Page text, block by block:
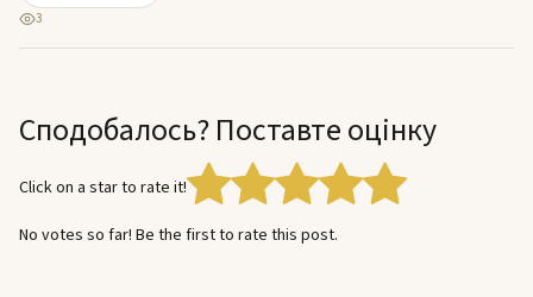
3
Сподобалось? Поставте оцінку
Click on a star to rate it!
No votes so far! Be the first to rate this post.